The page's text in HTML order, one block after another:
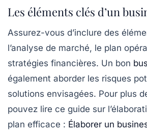
Les éléments clés d’un
Assurez-vous d’inclure des
l’analyse de marché, le plan
stratégies financières. Un bon
également aborder les risques
solutions envisagées. Pour plus
pouvez lire ce guide sur
plan efficace : Élaborer un